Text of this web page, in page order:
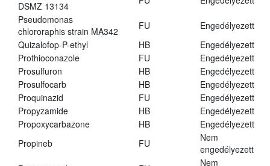
DSMZ 13134
Pseudomonas
chlororaphis strain MA342
FU
Engedélyezett
Quizalofop-P-ethyl
HB
Engedélyezett
Prothioconazole
FU
Engedélyezett
Prosulfuron
HB
Engedélyezett
Prosulfocarb
HB
Engedélyezett
Proquinazid
FU
Engedélyezett
Propyzamide
HB
Engedélyezett
Propoxycarbazone
HB
Engedélyezett
Propineb
FU
Nem
engedélyezett
Nem